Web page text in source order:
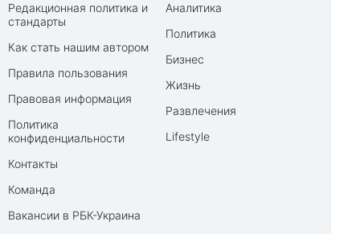
Редакционная политика и
стандарты
Как стать нашим автором
Правила пользования
Правовая информация
Политика
конфиденциальности
Контакты
Команда
Вакансии в РБК-Украина
Аналитика
Политика
Бизнес
Жизнь
Развлечения
Lifestyle